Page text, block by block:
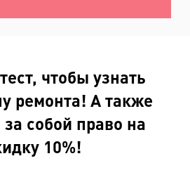
чтобы узнать
ремонта! А также
собой право на
10%!